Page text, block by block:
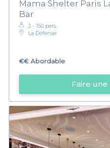
Mama Shelter Paris
Bar
2 - 150 pers.
La Défense
€€ Abordable
Faire